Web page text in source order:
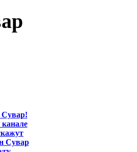
Сувар